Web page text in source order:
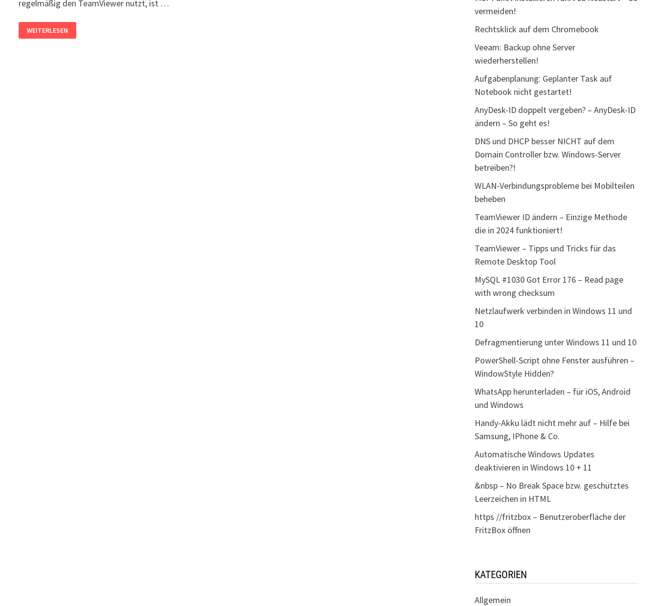
regelmäßig den TeamViewer nutzt, ist …
SPERREN
NACH
WEITERLESEN
vermeiden!
Rechtsklick auf dem Chromebook
Veeam: Backup ohne Server
wiederherstellen!
Aufgabenplanung: Geplanter Task auf
Notebook nicht gestartet!
AnyDesk-ID doppelt vergeben? – AnyDesk-ID
ändern – So geht es!
DNS und DHCP besser NICHT auf dem
Domain Controller bzw. Windows-Server
betreiben?!
WLAN-Verbindungsprobleme bei Mobilteilen
beheben
TeamViewer ID ändern – Einzige Methode
die in 2024 funktioniert!
TeamViewer – Tipps und Tricks für das
Remote Desktop Tool
MySQL #1030 Got Error 176 – Read page
with wrong checksum
Netzlaufwerk verbinden in Windows 11 und
10
Defragmentierung unter Windows 11 und 10
PowerShell-Script ohne Fenster ausführen –
WindowStyle Hidden?
WhatsApp herunterladen – für iOS, Android
und Windows
Handy-Akku lädt nicht mehr auf – Hilfe bei
Samsung, IPhone & Co.
Automatische Windows Updates
deaktivieren in Windows 10 + 11
&nbsp – No Break Space bzw. geschütztes
Leerzeichen in HTML
https //fritzbox – Benutzeroberfläche der
FritzBox öffnen
KATEGORIEN
Allgemein